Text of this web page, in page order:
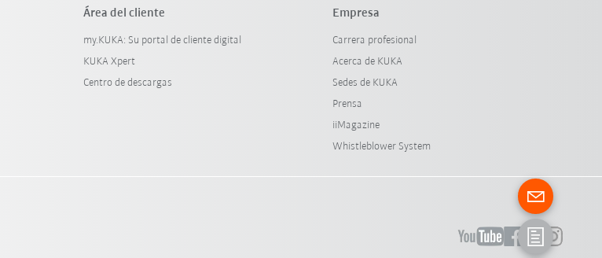
Área del cliente
my.KUKA: Su portal de cliente digital
KUKA Xpert
Centro de descargas
Empresa
Carrera profesional
Acerca de KUKA
Sedes de KUKA
Prensa
iiMagazine
Whistleblower System